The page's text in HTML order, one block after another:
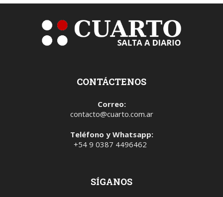
CONTÁCTENOS
Correo:
contacto@cuarto.com.ar
Teléfono y Whatsapp:
+54 9 0387 4496462
SÍGANOS